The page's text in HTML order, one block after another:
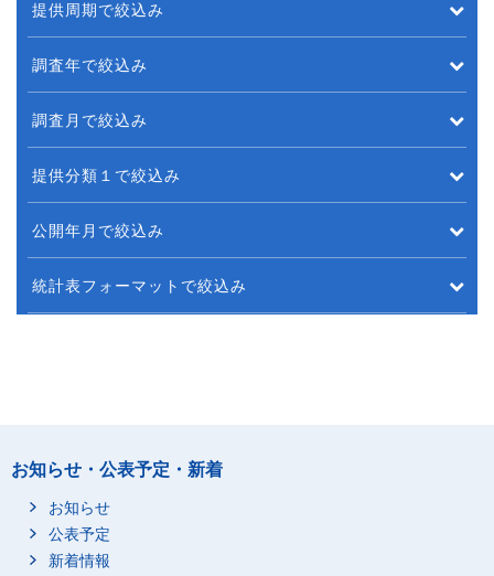
提供周期で絞込み
調査年で絞込み
調査月で絞込み
提供分類１で絞込み
公開年月で絞込み
統計表フォーマットで絞込み
お知らせ・公表予定・新着
お知らせ
公表予定
新着情報